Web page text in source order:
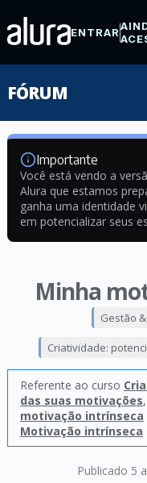
ENTRAR
FÓRUM
Importante
Você está vendo a
Alura que estamos
ganha uma identidade
em potencializar seus
Minha
Publicado 5
Gestão
Criatividade:
Referente ao curso
das suas motivações
motivação intrínseca
Motivação intrínseca